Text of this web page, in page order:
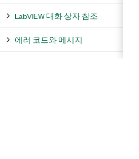
LabVIEW 대화 상자 참조
에러 코드와 메시지